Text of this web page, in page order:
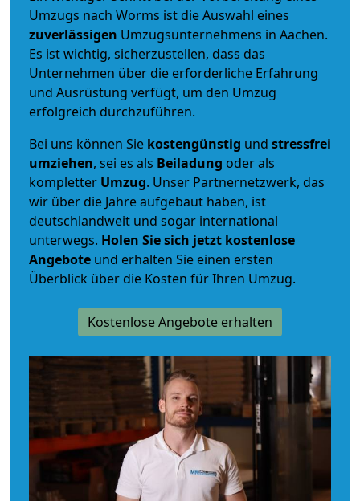
Umzugs nach Worms ist die Auswahl eines
zuverlässigen Umzugsunternehmens in Aachen.
Es ist wichtig, sicherzustellen, dass das
Unternehmen über die erforderliche Erfahrung
und Ausrüstung verfügt, um den Umzug
erfolgreich durchzuführen.
Bei uns können Sie kostengünstig und stressfrei
umziehen, sei es als Beiladung oder als
kompletter Umzug. Unser Partnernetzwerk, das
wir über die Jahre aufgebaut haben, ist
deutschlandweit und sogar international
unterwegs. Holen Sie sich jetzt kostenlose
Angebote und erhalten Sie einen ersten
Überblick über die Kosten für Ihren Umzug.
Kostenlose Angebote erhalten